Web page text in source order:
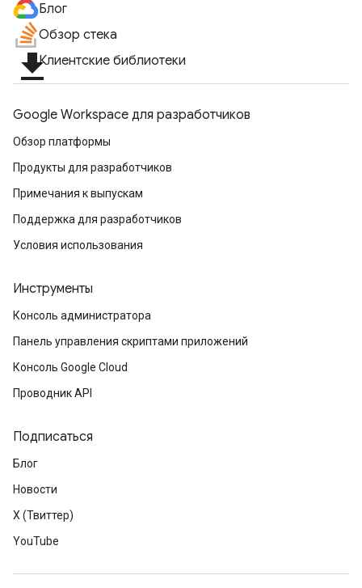
Блог
Обзор стека
file_downloadКлиентские библиотеки
Google Workspace для разработчиков
Обзор платформы
Продукты для разработчиков
Примечания к выпускам
Поддержка для разработчиков
Условия использования
Инструменты
Консоль администратора
Панель управления скриптами приложений
Консоль Google Cloud
Проводник API
Подписаться
Блог
Новости
X (Твиттер)
YouTube